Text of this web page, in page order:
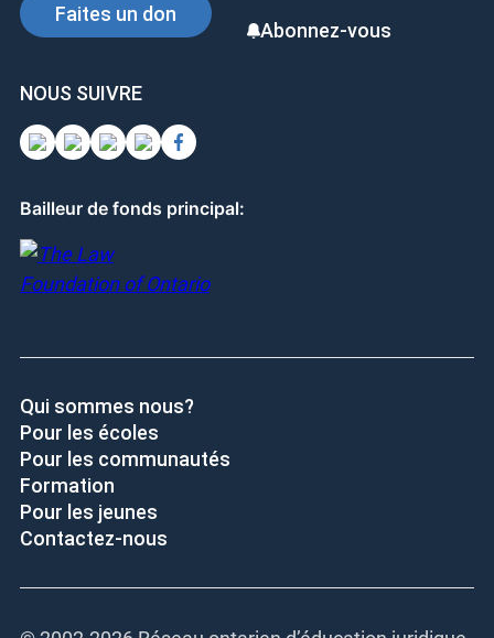
Faites un don
Abonnez-vous
NOUS SUIVRE
Bailleur de fonds principal:
Qui sommes nous?
Pour les écoles
Pour les communautés
Formation
Pour les jeunes
Contactez-nous